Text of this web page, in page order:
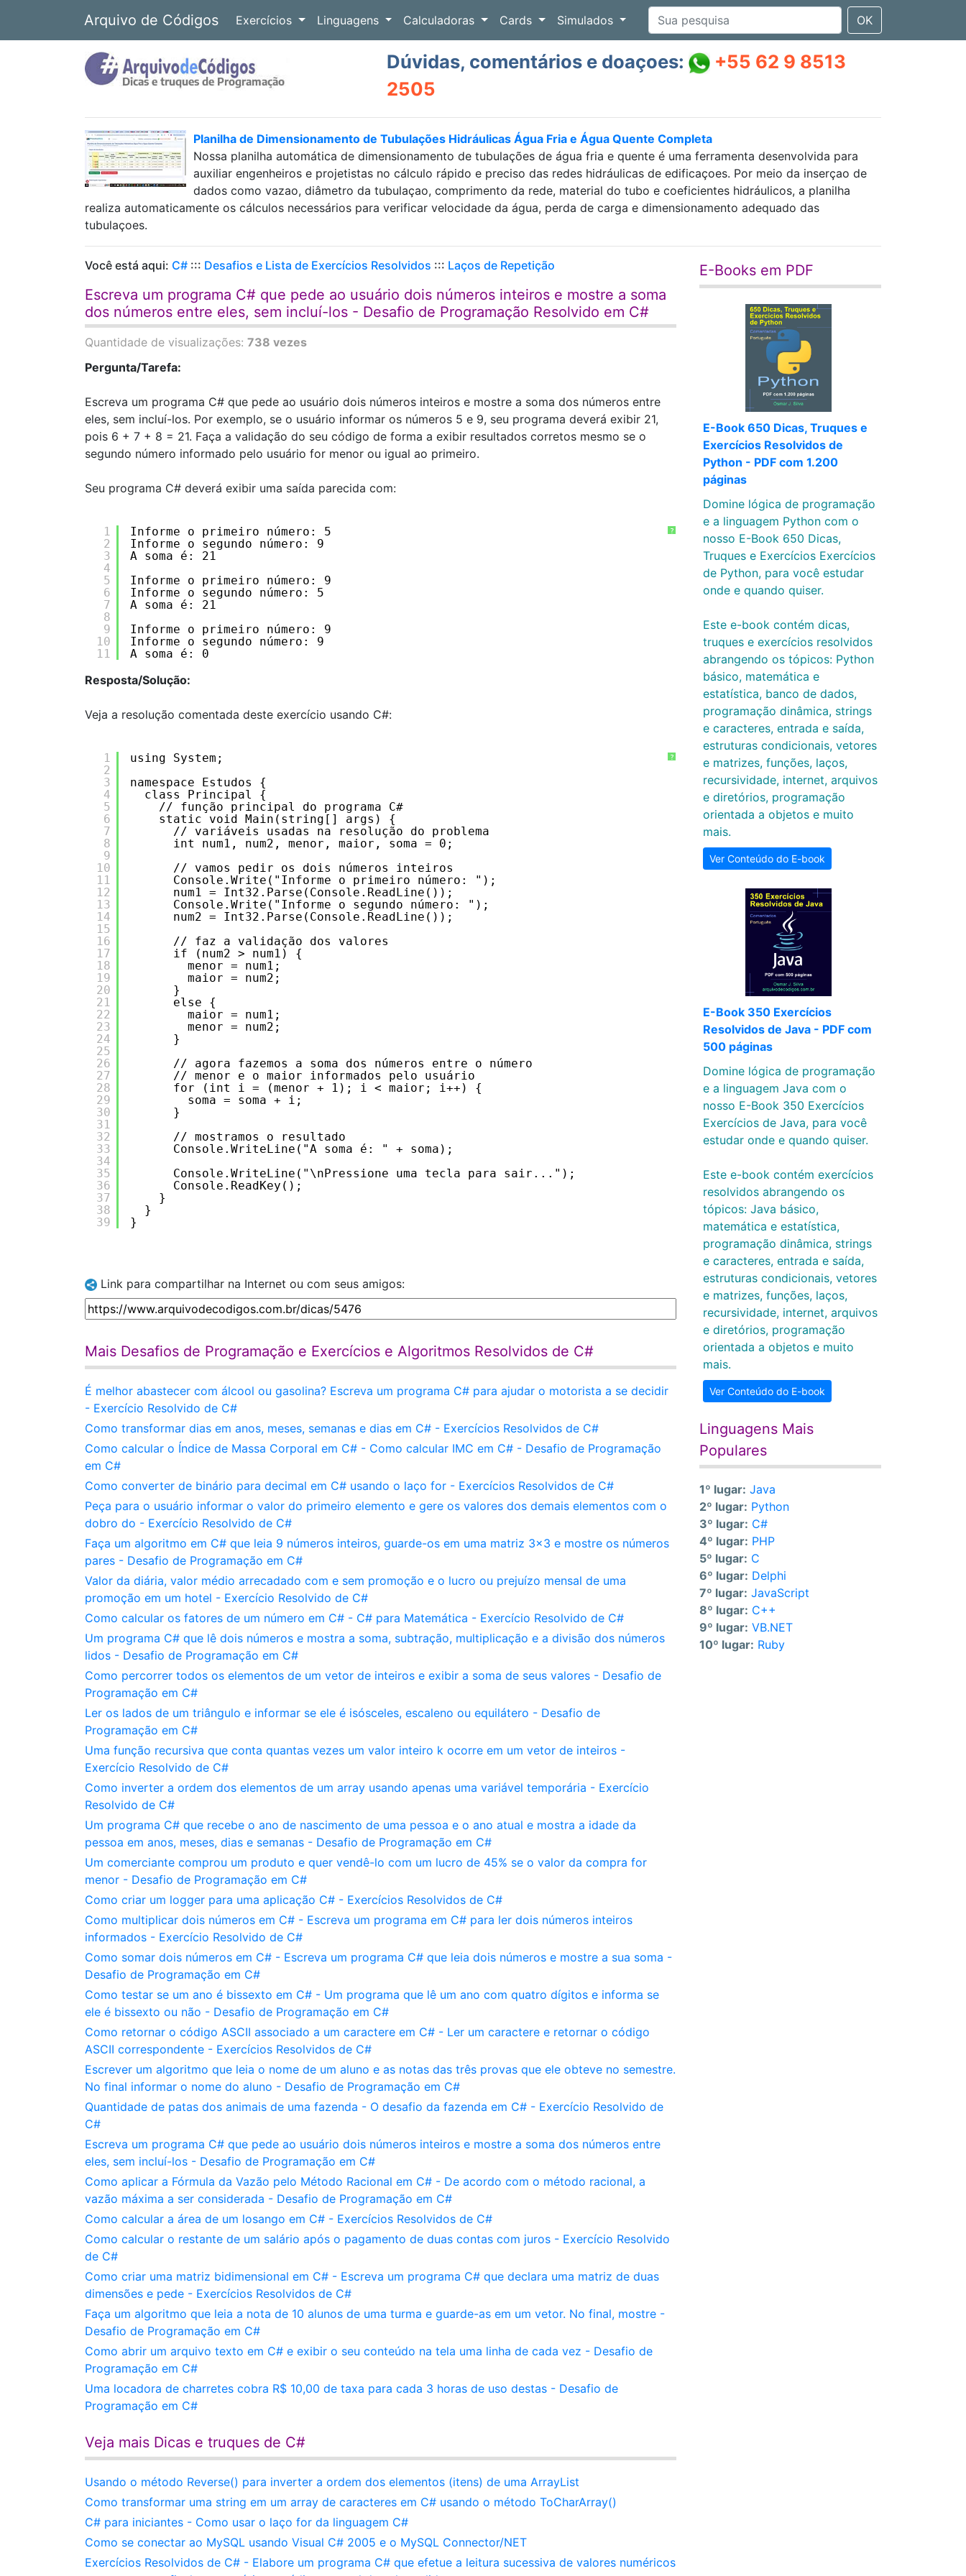
Arquivo de Códigos Exercícios Linguagens Calculadoras Cards Simulados OK
Dúvidas, comentários e doaçoes:
+55 62 9 8513
2505
Planilha de Dimensionamento de Tubulações Hidráulicas Água Fria e Água Quente Completa
Nossa planilha automática de dimensionamento de tubulações de água fria e quente é uma ferramenta desenvolvida para
auxiliar engenheiros e projetistas no cálculo rápido e preciso das redes hidráulicas de edificaçoes. Por meio da inserçao de
dados como vazao, diâmetro da tubulaçao, comprimento da rede, material do tubo e coeficientes hidráulicos, a planilha
realiza automaticamente os cálculos necessários para verificar velocidade da água, perda de carga e dimensionamento adequado das
tubulaçoes.
Você está aqui: C# ::: Desafios e Lista de Exercícios Resolvidos ::: Laços de Repetição
Escreva um programa C# que pede ao usuário dois números inteiros e mostre a soma
dos números entre eles, sem incluí-los - Desafio de Programação Resolvido em C#
Quantidade de visualizações: 738 vezes
Pergunta/Tarefa:
Escreva um programa C# que pede ao usuário dois números inteiros e mostre a soma dos números entre
eles, sem incluí-los. Por exemplo, se o usuário informar os números 5 e 9, seu programa deverá exibir 21,
pois 6 + 7 + 8 = 21. Faça a validação do seu código de forma a exibir resultados corretos mesmo se o
segundo número informado pelo usuário for menor ou igual ao primeiro.
Seu programa C# deverá exibir uma saída parecida com:
?
1
2
3
4
5
6
7
8
9
10
11
Informe o primeiro número: 5
Informe o segundo número: 9
A soma é: 21
Informe o primeiro número: 9
Informe o segundo número: 5
A soma é: 21
Informe o primeiro número: 9
Informe o segundo número: 9
A soma é: 0
Resposta/Solução:
Veja a resolução comentada deste exercício usando C#:
?
1
2
3
4
5
6
7
8
9
10
11
12
13
14
15
16
17
18
19
20
21
22
23
24
25
26
27
28
29
30
31
32
33
34
35
36
37
38
39
using System;
namespace Estudos {
class Principal {
// função principal do programa C#
static void Main(string[] args) {
// variáveis usadas na resolução do problema
int num1, num2, menor, maior, soma = 0;
// vamos pedir os dois números inteiros
Console.Write("Informe o primeiro número: ");
num1 = Int32.Parse(Console.ReadLine());
Console.Write("Informe o segundo número: ");
num2 = Int32.Parse(Console.ReadLine());
// faz a validação dos valores
if (num2 > num1) {
menor = num1;
maior = num2;
}
else {
maior = num1;
menor = num2;
}
// agora fazemos a soma dos números entre o número
// menor e o maior informados pelo usuário
for (int i = (menor + 1); i < maior; i++) {
soma = soma + i;
}
// mostramos o resultado
Console.WriteLine("A soma é: " + soma);
Console.WriteLine("\nPressione uma tecla para sair...");
Console.ReadKey();
}
}
}
Link para compartilhar na Internet ou com seus amigos:
Mais Desafios de Programação e Exercícios e Algoritmos Resolvidos de C#
É melhor abastecer com álcool ou gasolina? Escreva um programa C# para ajudar o motorista a se decidir
- Exercício Resolvido de C#
Como transformar dias em anos, meses, semanas e dias em C# - Exercícios Resolvidos de C#
Como calcular o Índice de Massa Corporal em C# - Como calcular IMC em C# - Desafio de Programação
em C#
Como converter de binário para decimal em C# usando o laço for - Exercícios Resolvidos de C#
Peça para o usuário informar o valor do primeiro elemento e gere os valores dos demais elementos com o
dobro do - Exercício Resolvido de C#
Faça um algoritmo em C# que leia 9 números inteiros, guarde-os em uma matriz 3x3 e mostre os números
pares - Desafio de Programação em C#
Valor da diária, valor médio arrecadado com e sem promoção e o lucro ou prejuízo mensal de uma
promoção em um hotel - Exercício Resolvido de C#
Como calcular os fatores de um número em C# - C# para Matemática - Exercício Resolvido de C#
Um programa C# que lê dois números e mostra a soma, subtração, multiplicação e a divisão dos números
lidos - Desafio de Programação em C#
Como percorrer todos os elementos de um vetor de inteiros e exibir a soma de seus valores - Desafio de
Programação em C#
Ler os lados de um triângulo e informar se ele é isósceles, escaleno ou equilátero - Desafio de
Programação em C#
Uma função recursiva que conta quantas vezes um valor inteiro k ocorre em um vetor de inteiros -
Exercício Resolvido de C#
Como inverter a ordem dos elementos de um array usando apenas uma variável temporária - Exercício
Resolvido de C#
Um programa C# que recebe o ano de nascimento de uma pessoa e o ano atual e mostra a idade da
pessoa em anos, meses, dias e semanas - Desafio de Programação em C#
Um comerciante comprou um produto e quer vendê-lo com um lucro de 45% se o valor da compra for
menor - Desafio de Programação em C#
Como criar um logger para uma aplicação C# - Exercícios Resolvidos de C#
Como multiplicar dois números em C# - Escreva um programa em C# para ler dois números inteiros
informados - Exercício Resolvido de C#
Como somar dois números em C# - Escreva um programa C# que leia dois números e mostre a sua soma -
Desafio de Programação em C#
Como testar se um ano é bissexto em C# - Um programa que lê um ano com quatro dígitos e informa se
ele é bissexto ou não - Desafio de Programação em C#
Como retornar o código ASCII associado a um caractere em C# - Ler um caractere e retornar o código
ASCII correspondente - Exercícios Resolvidos de C#
Escrever um algoritmo que leia o nome de um aluno e as notas das três provas que ele obteve no semestre.
No final informar o nome do aluno - Desafio de Programação em C#
Quantidade de patas dos animais de uma fazenda - O desafio da fazenda em C# - Exercício Resolvido de
C#
Escreva um programa C# que pede ao usuário dois números inteiros e mostre a soma dos números entre
eles, sem incluí-los - Desafio de Programação em C#
Como aplicar a Fórmula da Vazão pelo Método Racional em C# - De acordo com o método racional, a
vazão máxima a ser considerada - Desafio de Programação em C#
Como calcular a área de um losango em C# - Exercícios Resolvidos de C#
Como calcular o restante de um salário após o pagamento de duas contas com juros - Exercício Resolvido
de C#
Como criar uma matriz bidimensional em C# - Escreva um programa C# que declara uma matriz de duas
dimensões e pede - Exercícios Resolvidos de C#
Faça um algoritmo que leia a nota de 10 alunos de uma turma e guarde-as em um vetor. No final, mostre -
Desafio de Programação em C#
Como abrir um arquivo texto em C# e exibir o seu conteúdo na tela uma linha de cada vez - Desafio de
Programação em C#
Uma locadora de charretes cobra R$ 10,00 de taxa para cada 3 horas de uso destas - Desafio de
Programação em C#
Veja mais Dicas e truques de C#
Usando o método Reverse() para inverter a ordem dos elementos (itens) de uma ArrayList
Como transformar uma string em um array de caracteres em C# usando o método ToCharArray()
C# para iniciantes - Como usar o laço for da linguagem C#
Como se conectar ao MySQL usando Visual C# 2005 e o MySQL Connector/NET
Exercícios Resolvidos de C# - Elabore um programa C# que efetue a leitura sucessiva de valores numéricos
E-Books em PDF
E-Book 650 Dicas, Truques e
Exercícios Resolvidos de
Python - PDF com 1.200
páginas
Domine lógica de programação
e a linguagem Python com o
nosso E-Book 650 Dicas,
Truques e Exercícios Exercícios
de Python, para você estudar
onde e quando quiser.
Este e-book contém dicas,
truques e exercícios resolvidos
abrangendo os tópicos: Python
básico, matemática e
estatística, banco de dados,
programação dinâmica, strings
e caracteres, entrada e saída,
estruturas condicionais, vetores
e matrizes, funções, laços,
recursividade, internet, arquivos
e diretórios, programação
orientada a objetos e muito
mais.
Ver Conteúdo do E-book
E-Book 350 Exercícios
Resolvidos de Java - PDF com
500 páginas
Domine lógica de programação
e a linguagem Java com o
nosso E-Book 350 Exercícios
Exercícios de Java, para você
estudar onde e quando quiser.
Este e-book contém exercícios
resolvidos abrangendo os
tópicos: Java básico,
matemática e estatística,
programação dinâmica, strings
e caracteres, entrada e saída,
estruturas condicionais, vetores
e matrizes, funções, laços,
recursividade, internet, arquivos
e diretórios, programação
orientada a objetos e muito
mais.
Ver Conteúdo do E-book
Linguagens Mais
Populares
1º lugar: Java
2º lugar: Python
3º lugar: C#
4º lugar: PHP
5º lugar: C
6º lugar: Delphi
7º lugar: JavaScript
8º lugar: C++
9º lugar: VB.NET
10º lugar: Ruby